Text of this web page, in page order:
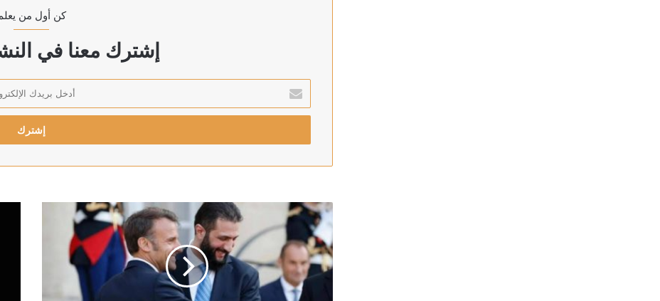
حاويات بكتابة عبرية.. يونيفيل يعلن العثور على 4 أطنان نيترات أمونيوم شديدة الانفجار جنوب لبنان (صور)
الجيش الإسرائيلي يعلق على تقارير عن غضب الجيش
منذ 4 ساعات
مخاوف أمنية تدفع الجيش الأمريكي للتفكير بمصادرة هواتف
كن أول من
إشترك معنا في
بريدك
الإلكتروني